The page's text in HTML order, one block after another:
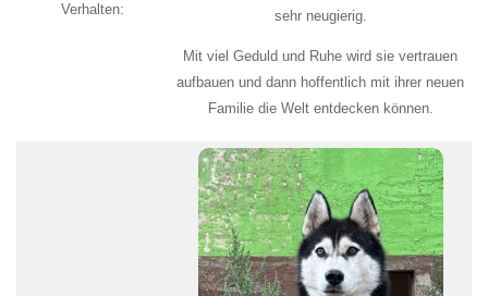
Verhalten:
sehr neugierig.
Mit viel Geduld und Ruhe wird sie vertrauen
aufbauen und dann hoffentlich mit ihrer neuen
Familie die Welt entdecken können.